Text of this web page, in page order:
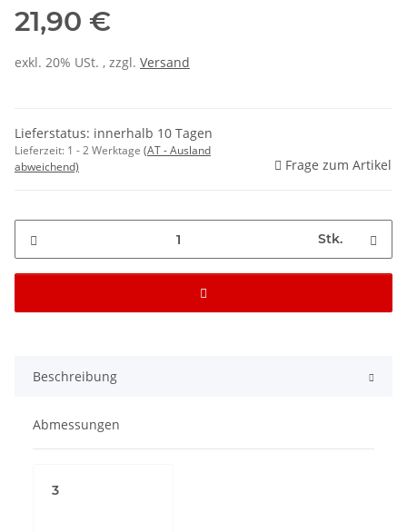
21,90 €
exkl. 20% USt. , zzgl. Versand
Lieferstatus: innerhalb 10 Tagen
Lieferzeit: 1 - 2 Werktage (AT - Ausland
abweichend)
Frage zum Artikel
Stk.
Beschreibung
Abmessungen
3